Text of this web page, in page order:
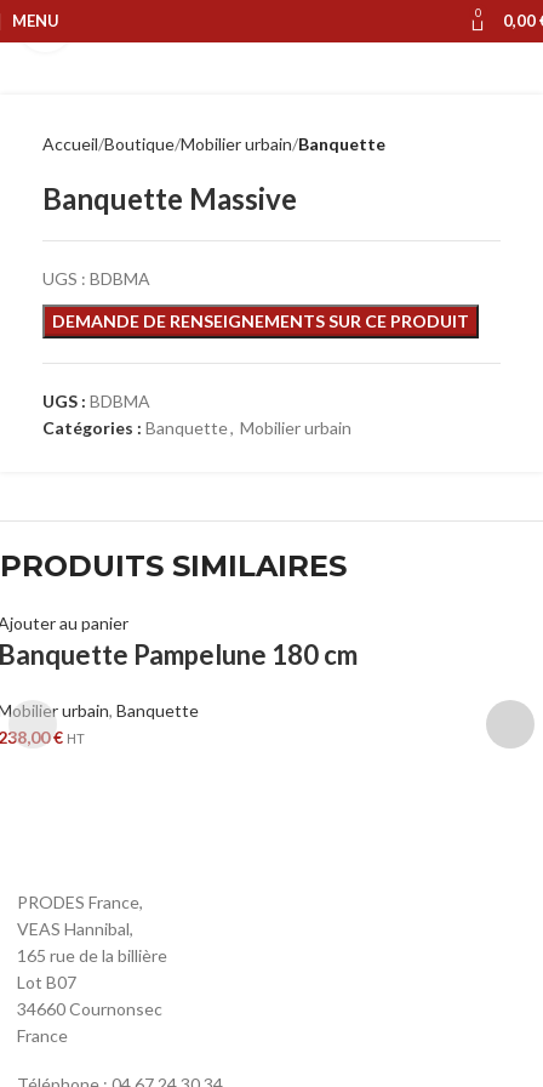
MENU 0 0,00
Accueil Boutique Mobilier urbain Banquette
Banquette Massive
UGS : BDBMA
UGS : BDBMA
Catégories : Banquette, Mobilier urbain
PRODUITS SIMILAIRES
au panier
Pampelune 180 cm
urbain,Banquette
€ HT
PRODES France,
VEAS Hannibal,
165 rue de la billière
Lot B07
34660 Cournonsec
France